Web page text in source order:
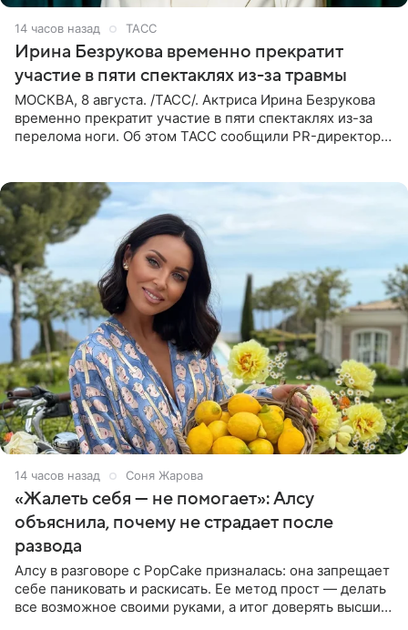
14 часов назад ТАСС
Ирина Безрукова временно прекратит
участие в пяти спектаклях из-за травмы
МОСКВА, 8 августа. /ТАСС/. Актриса Ирина Безрукова
временно прекратит участие в пяти спектаклях из-за
перелома ноги. Об этом ТАСС сообщили PR-директор
14 часов назад Соня Жарова
«Жалеть себя — не помогает»: Алсу
объяснила, почему не страдает после
развода
Алсу в разговоре с PopCake призналась: она запрещает
себе паниковать и раскисать. Ее метод прост — делать
все возможное своими руками, а итог доверять высшим